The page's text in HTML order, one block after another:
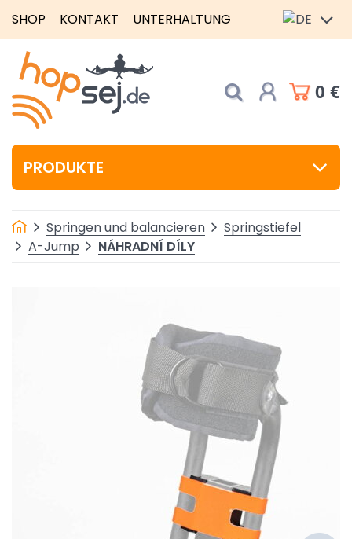
SHOP KONTAKT UNTERHALTUNG
0 €
PRODUKTE
Springen und balancieren
Springstiefel
A-Jump
NÁHRADNÍ DÍLY